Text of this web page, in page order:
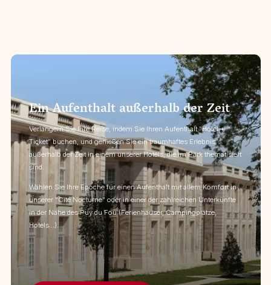
Ein Aufenthalt außerhalb der Zeit
Verlängern Sie Ihre Reise, indem Sie Ihren Aufenthalt "Hotel +
Ticket" buchen, und genießen Sie ein traumhaftes Erlebnis
außerhalb der Zeit in einem unserer Hotels, die im Park thematisiert
sind.
Wählen Sie Ihre Epoche für einen Aufenthalt mit allem Komfort in
unserer "Cité Nocturne" oder in einer der zahlreichen Unterkünfte
in der Nähe des Puy du Fou (Ferienhäuser, Campingplätze,
Hotels...).